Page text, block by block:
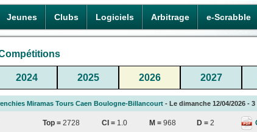
Jeunes Clubs Logiciels Arbitrage e-Scrabble
2024 2025 2026 2027
Miramas Tours Caen Boulogne-Billancourt - Le dimanche 12/04/2026 -
Top = 2728 CI = 1.0 M = 968 D = 2